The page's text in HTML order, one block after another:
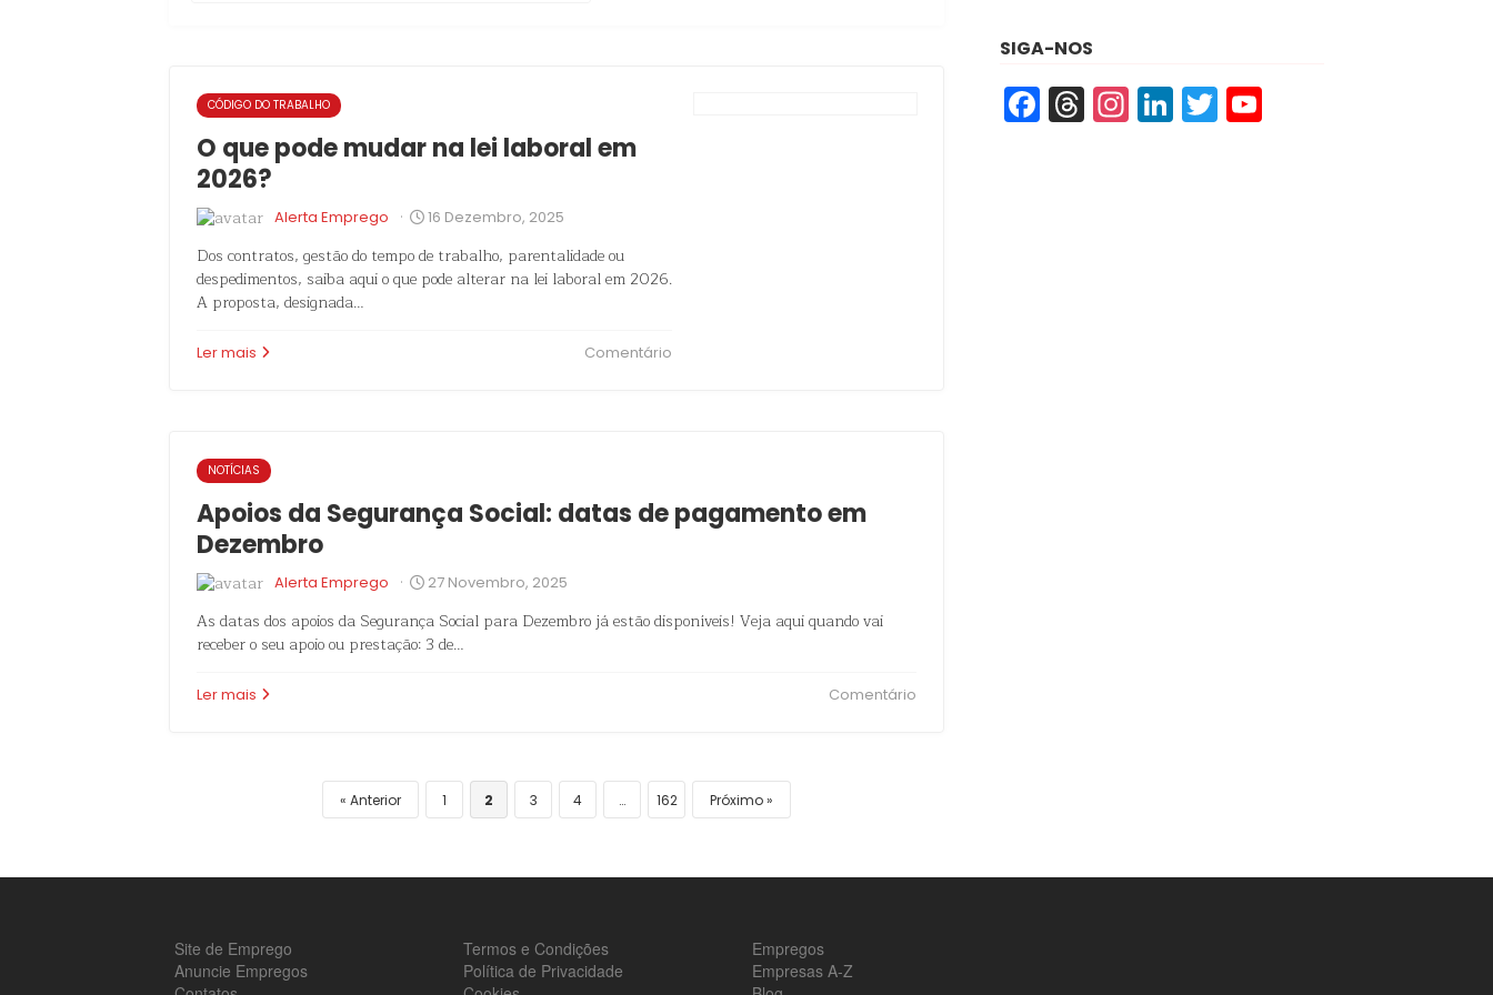
CÓDIGO DO TRABALHO
O que pode mudar na lei laboral em
2026?
Alerta Emprego · 16 Dezembro, 2025
Dos contratos, gestão do tempo de trabalho, parentalidade ou
despedimentos, saiba aqui o que pode alterar na lei laboral em 2026.
A proposta, designada…
Ler mais Comentário
NOTÍCIAS
Apoios da Segurança Social: datas de pagamento em
Dezembro
Alerta Emprego · 27 Novembro, 2025
As datas dos apoios da Segurança Social para Dezembro já estão disponíveis! Veja aqui quando vai
receber o seu apoio ou prestação: 3 de…
Ler mais Comentário
Anterior 1 2 3 4 … 162 Próximo
SIGA-NOS
Facebook
Threads
Instagram
LinkedIn
Twitter
Site de Emprego
Anuncie Empregos
Termos e Condições
Política de Privacidade
Empregos
Empresas A-Z